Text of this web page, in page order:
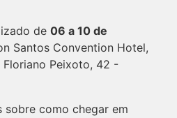
de 06 a 10 de
Santos Convention Hotel,
Floriano Peixoto, 42 -
sobre como chegar em